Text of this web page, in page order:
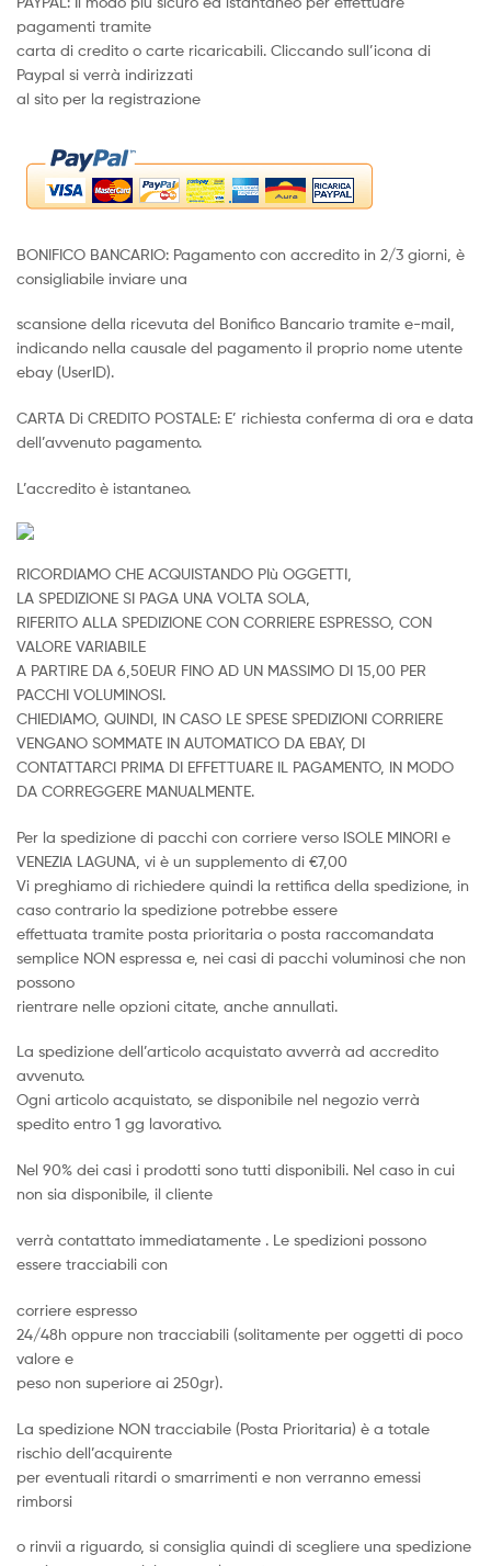
pagamenti tramite
carta di credito o carte ricaricabili. Cliccando sull’icona di
Paypal si verrà indirizzati
al sito per la registrazione
BONIFICO BANCARIO: Pagamento con accredito in 2/3 giorni, è
consigliabile inviare una
scansione della ricevuta del Bonifico Bancario tramite e-mail,
indicando nella causale del pagamento il proprio nome utente
ebay (UserID).
CARTA Di CREDITO POSTALE: E’ richiesta conferma di ora e data
dell’avvenuto pagamento.
L’accredito è istantaneo.
RICORDIAMO CHE ACQUISTANDO PIù OGGETTI,
LA SPEDIZIONE SI PAGA UNA VOLTA SOLA,
RIFERITO ALLA SPEDIZIONE CON CORRIERE ESPRESSO, CON
VALORE VARIABILE
A PARTIRE DA 6,50EUR FINO AD UN MASSIMO DI 15,00 PER
PACCHI VOLUMINOSI.
CHIEDIAMO, QUINDI, IN CASO LE SPESE SPEDIZIONI CORRIERE
VENGANO SOMMATE IN AUTOMATICO DA EBAY, DI
CONTATTARCI PRIMA DI EFFETTUARE IL PAGAMENTO, IN MODO
DA CORREGGERE MANUALMENTE.
Per la spedizione di pacchi con corriere verso ISOLE MINORI e
VENEZIA LAGUNA, vi è un supplemento di €7,00
Vi preghiamo di richiedere quindi la rettifica della spedizione, in
caso contrario la spedizione potrebbe essere
effettuata tramite posta prioritaria o posta raccomandata
semplice NON espressa e, nei casi di pacchi voluminosi che non
possono
rientrare nelle opzioni citate, anche annullati.
La spedizione dell’articolo acquistato avverrà ad accredito
avvenuto.
Ogni articolo acquistato, se disponibile nel negozio verrà
spedito entro 1 gg lavorativo.
Nel 90% dei casi i prodotti sono tutti disponibili. Nel caso in cui
non sia disponibile, il cliente
verrà contattato immediatamente . Le spedizioni possono
essere tracciabili con
corriere espresso
24/48h oppure non tracciabili (solitamente per oggetti di poco
valore e
peso non superiore ai 250gr).
La spedizione NON tracciabile (Posta Prioritaria) è a totale
rischio dell’acquirente
per eventuali ritardi o smarrimenti e non verranno emessi
rimborsi
o rinvii a riguardo, si consiglia quindi di scegliere una spedizione